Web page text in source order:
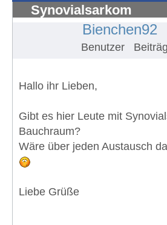
Synovialsarkom
Bienchen92
Benutzer
Hallo ihr Lieben,
Gibt es hier Leute mit
Bauchraum?
Wäre über jeden Austausch
Liebe Grüße